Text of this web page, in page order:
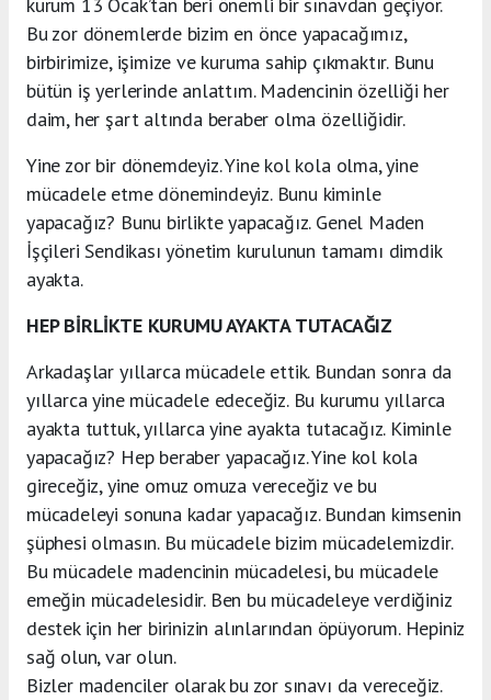
kurum 13 Ocak’tan beri önemli bir sınavdan geçiyor.
Bu zor dönemlerde bizim en önce yapacağımız,
birbirimize, işimize ve kuruma sahip çıkmaktır. Bunu
bütün iş yerlerinde anlattım. Madencinin özelliği her
daim, her şart altında beraber olma özelliğidir.
Yine zor bir dönemdeyiz. Yine kol kola olma, yine
mücadele etme dönemindeyiz. Bunu kiminle
yapacağız? Bunu birlikte yapacağız. Genel Maden
İşçileri Sendikası yönetim kurulunun tamamı dimdik
ayakta.
HEP BİRLİKTE KURUMU AYAKTA TUTACAĞIZ
Arkadaşlar yıllarca mücadele ettik. Bundan sonra da
yıllarca yine mücadele edeceğiz. Bu kurumu yıllarca
ayakta tuttuk, yıllarca yine ayakta tutacağız. Kiminle
yapacağız? Hep beraber yapacağız. Yine kol kola
gireceğiz, yine omuz omuza vereceğiz ve bu
mücadeleyi sonuna kadar yapacağız. Bundan kimsenin
şüphesi olmasın. Bu mücadele bizim mücadelemizdir.
Bu mücadele madencinin mücadelesi, bu mücadele
emeğin mücadelesidir. Ben bu mücadeleye verdiğiniz
destek için her birinizin alınlarından öpüyorum. Hepiniz
sağ olun, var olun.
Bizler madenciler olarak bu zor sınavı da vereceğiz.